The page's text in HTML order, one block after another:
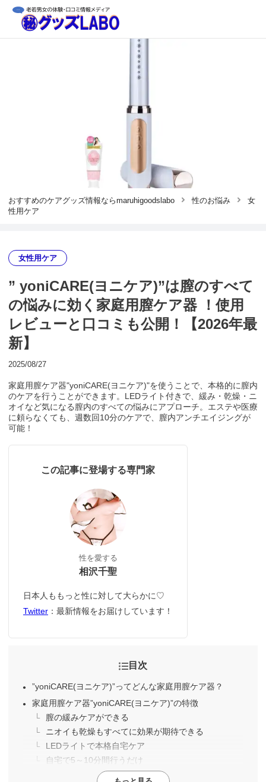
おすすめのケアグッズ情報ならmaruhigoodslabo 性のお悩み
女
性用ケア
女性用ケア
” yoniCARE(ヨニケア)”は膣のすべて
の悩みに効く家庭用膣ケア器 ！使用
レビューと口コミも公開！【2026年最
新】
2025/08/27
家庭用膣ケア器"yoniCARE(ヨニケア)"を使うことで、本格的に膣内
のケアを行うことができます。LEDライト付きで、緩み・乾燥・ニ
オイなど気になる膣内のすべての悩みにアプローチ。エステや医療
に頼らなくても、週数回10分のケアで、膣内アンチエイジングが
可能！
この記事に登場する専門家
性を愛する
相沢千聖
日本人ももっと性に対して大らかに♡
Twitter ：最新情報をお届けしています！
目次
”yoniCARE(ヨニケア)”ってどんな家庭用膣ケア器？
家庭用膣ケア器”yoniCARE(ヨニケア)”の特徴
膣の緩みケアができる
ニオイも乾燥もすべてに効果が期待できる
LEDライトで本格自宅ケア
自宅で5～10分間行うだけ